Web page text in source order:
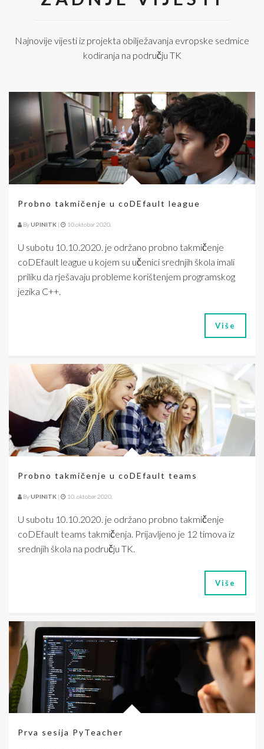
Najnovije vijesti iz projekta obilježavanja evropske sedmice
kodiranja na području TK
Probno takmičenje u coDEfault league
ByUPINITK | 10.oktobar 2020.
U subotu 10.10.2020. je održano probno takmičenje
coDEfault league u kojem su učenici srednjih škola imali
priliku da rješavaju probleme korištenjem programskog
jezika C++.
Više
Probno takmičenje u coDEfault teams
ByUPINITK | 10. oktobar 2020.
U subotu 10.10.2020. je održano probno takmičenje
coDEfault teams takmičenja. Prijavljeno je 12 timova iz
srednjih škola na području TK.
Više
Prva sesija PyTeacher